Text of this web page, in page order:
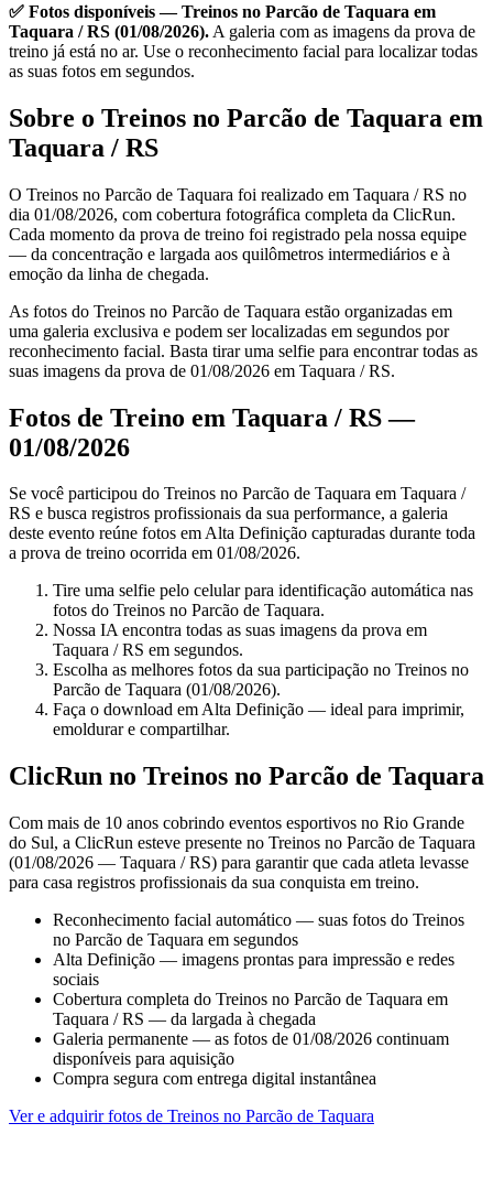
✅ Fotos disponíveis — Treinos no Parcão de Taquara em
Taquara / RS (01/08/2026). A galeria com as imagens da prova de
treino já está no ar. Use o reconhecimento facial para localizar todas
as suas fotos em segundos.
Sobre o Treinos no Parcão de Taquara em
Taquara / RS
O Treinos no Parcão de Taquara foi realizado em Taquara / RS no
dia 01/08/2026, com cobertura fotográfica completa da ClicRun.
Cada momento da prova de treino foi registrado pela nossa equipe
— da concentração e largada aos quilômetros intermediários e à
emoção da linha de chegada.
As fotos do Treinos no Parcão de Taquara estão organizadas em
uma galeria exclusiva e podem ser localizadas em segundos por
reconhecimento facial. Basta tirar uma selfie para encontrar todas as
suas imagens da prova de 01/08/2026 em Taquara / RS.
Fotos de Treino em Taquara / RS —
01/08/2026
Se você participou do Treinos no Parcão de Taquara em Taquara /
RS e busca registros profissionais da sua performance, a galeria
deste evento reúne fotos em Alta Definição capturadas durante toda
a prova de treino ocorrida em 01/08/2026.
Tire uma selfie pelo celular para identificação automática nas
fotos do Treinos no Parcão de Taquara.
Nossa IA encontra todas as suas imagens da prova em
Taquara / RS em segundos.
Escolha as melhores fotos da sua participação no Treinos no
Parcão de Taquara (01/08/2026).
Faça o download em Alta Definição — ideal para imprimir,
emoldurar e compartilhar.
ClicRun no Treinos no Parcão de Taquara
Com mais de 10 anos cobrindo eventos esportivos no Rio Grande
do Sul, a ClicRun esteve presente no Treinos no Parcão de Taquara
(01/08/2026 — Taquara / RS) para garantir que cada atleta levasse
para casa registros profissionais da sua conquista em treino.
Reconhecimento facial automático — suas fotos do Treinos
no Parcão de Taquara em segundos
Alta Definição — imagens prontas para impressão e redes
sociais
Cobertura completa do Treinos no Parcão de Taquara em
Taquara / RS — da largada à chegada
Galeria permanente — as fotos de 01/08/2026 continuam
disponíveis para aquisição
Compra segura com entrega digital instantânea
Ver e adquirir fotos de Treinos no Parcão de Taquara